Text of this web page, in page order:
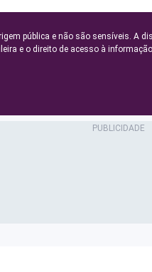
pública e não são sensíveis. A
e o direito de acesso à